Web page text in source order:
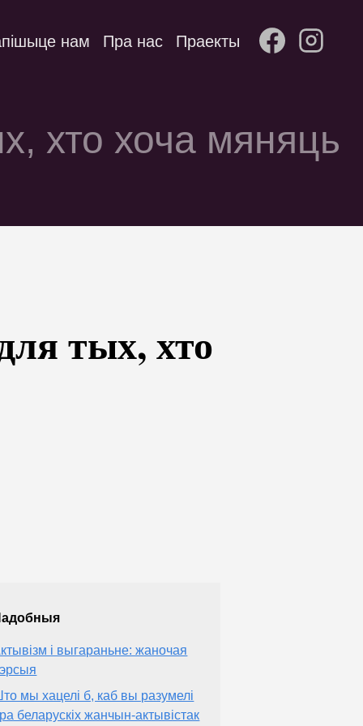
нам Пра нас Праекты
хто хоча мяняць
тых, хто
і выгараньне: жаночая
мы хацелі б, каб вы разумелі
беларускіх жанчын-актывістак